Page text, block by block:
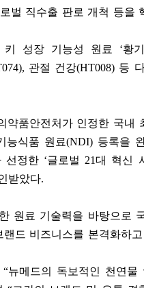
벌 직수출 판로 개척 등을
키 성장 기능성 원료 ‘황
관절 건강(HT008) 등
약품안전처가 인정한 국내
능식품 원료(NDI) 등록을
선정한 ‘글로벌 21대 혁신
받았다.
원료 기술력을 바탕으로
랜드 비즈니스를 본격화하
“뉴메드의 독보적인 천연